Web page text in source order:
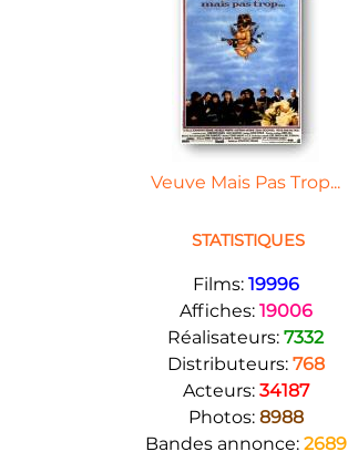
Veuve Mais Pas Trop...
STATISTIQUES
Films: 19996
Affiches: 19006
Réalisateurs: 7332
Distributeurs: 768
Acteurs: 34187
Photos: 8988
Bandes annonce: 2689